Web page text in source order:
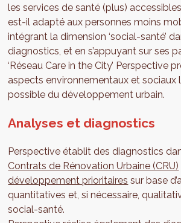
les services de santé (plus)
est-il adapté aux personnes moins
intégrant la dimension ‘social-santé’
diagnostics, et en s’appuyant sur ses
‘Réseau Care in the City’ Perspective
aspects environnementaux et sociaux
possible du développement urbain.
Analyses et diagnostics
Perspective établit des diagnostics
Contrats de Rénovation Urbaine (CRU)
développement prioritaires sur base
quantitatives et, si nécessaire,
social-santé.